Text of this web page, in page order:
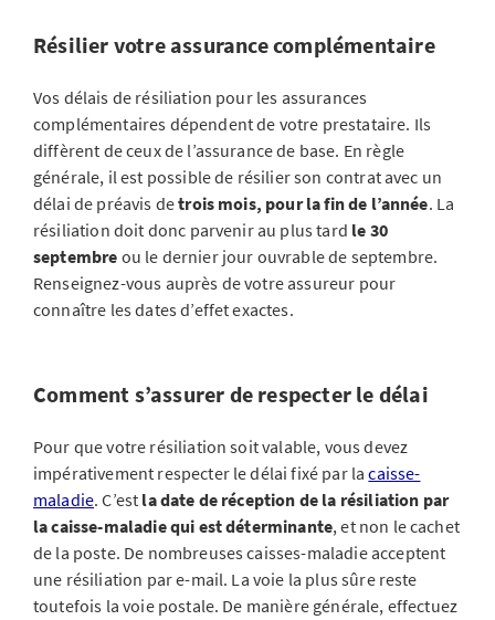
Résilier votre assurance complémentaire
Vos délais de résiliation pour les assurances
complémentaires dépendent de votre prestataire. Ils
diffèrent de ceux de l’assurance de base. En règle
générale, il est possible de résilier son contrat avec un
délai de préavis detrois mois, pour la fin de l’année. La
résiliation doit donc parvenir au plus tard le 30
septembre ou le dernier jour ouvrable de septembre.
Renseignez-vous auprès de votre assureur pour
connaître les dates d’effet exactes.
Comment s’assurer de respecter le délai
Pour que votre résiliation soit valable, vous devez
impérativement respecter le délai fixé par lacaisse-
maladie. C’est la date de réception de la résiliation par
la caisse-maladie qui est déterminante, et non le cachet
de la poste. De nombreuses caisses-maladie acceptent
une résiliation par e-mail. La voie la plus sûre reste
toutefois la voie postale. De manière générale, effectuez